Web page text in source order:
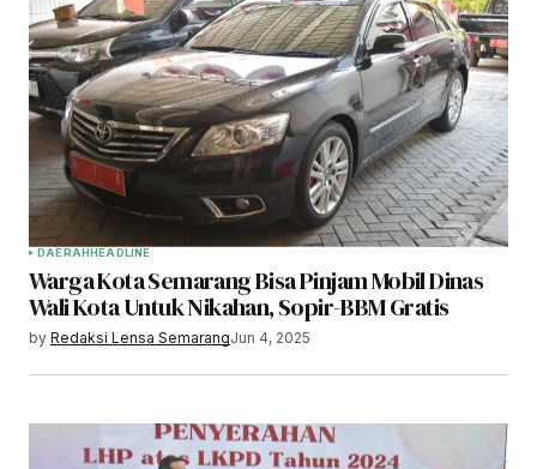
DAERAHHEADLINE
Warga Kota Semarang Bisa Pinjam Mobil Dinas
Wali Kota Untuk Nikahan, Sopir-BBM Gratis
by Redaksi Lensa SemarangJun 4, 2025